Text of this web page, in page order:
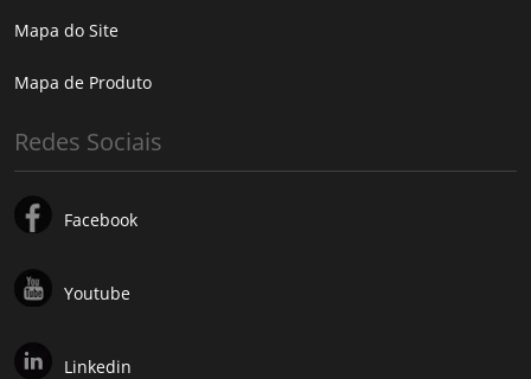
Mapa do Site
Mapa de Produto
Redes Sociais
Facebook
Youtube
Linkedin